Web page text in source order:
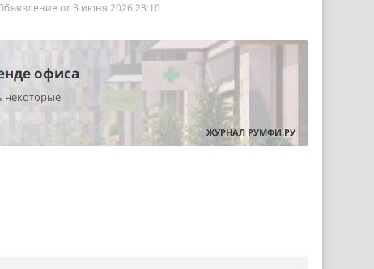
от 3 июня 2026 23:10
офиса
некоторые
ЖУРНАЛ РУМФИ.РУ